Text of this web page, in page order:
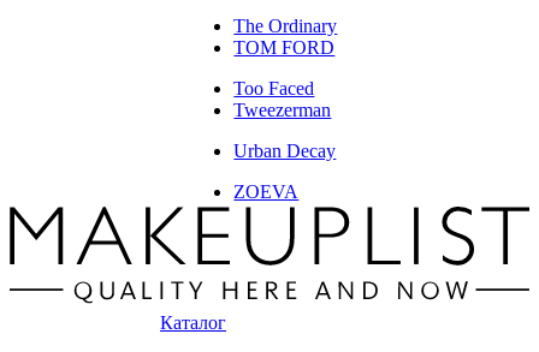
The Ordinary
TOM FORD
Too Faced
Tweezerman
Urban Decay
ZOEVA
Каталог